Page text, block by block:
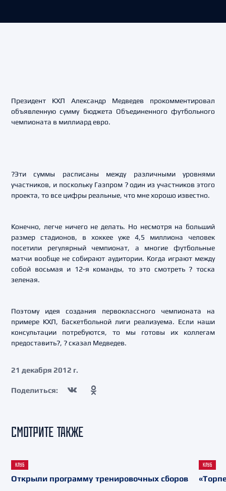
Президент КХЛ Александр Медведев прокомментировал
объявленную сумму бюджета Объединенного футбольного
чемпионата в миллиард евро.
?Эти суммы расписаны между различными уровнями
участников, и поскольку Газпром ? один из участников этого
проекта, то все цифры реальные, что мне хорошо известно.
Конечно, легче ничего не делать. Но несмотря на больший
размер стадионов, в хоккее уже 4,5 миллиона человек
посетили регулярный чемпионат, а многие футбольные
матчи вообще не собирают аудитории. Когда играют между
собой восьмая и 12-я команды, то это смотреть ? тоска
зеленая.
Поэтому идея создания первоклассного чемпионата на
примере КХЛ, баскетбольной лиги реализуема. Если наши
консультации потребуются, то мы готовы их коллегам
предоставить?, ? сказал Медведев.
21 декабря 2012 г.
Поделиться:
СМОТРИТЕ ТАКЖЕ
КЛУБ
Открыли программу тренировочных сборов
КЛУБ